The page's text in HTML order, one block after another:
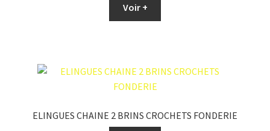
Voir +
ELINGUES CHAINE 2 BRINS CROCHETS FONDERIE